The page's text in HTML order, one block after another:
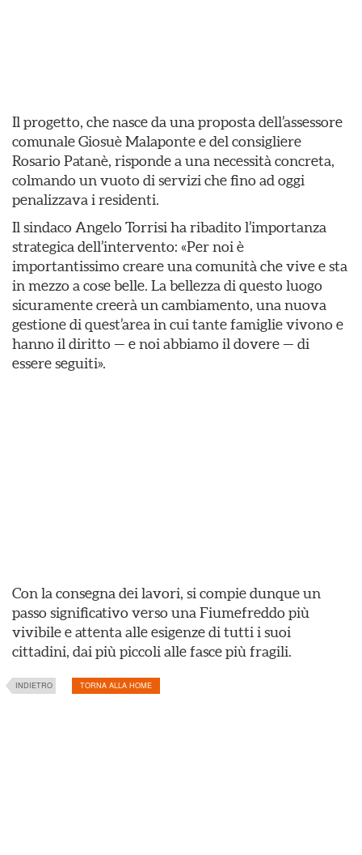
Il progetto, che nasce da una proposta dell’assessore
comunale Giosuè Malaponte e del consigliere
Rosario Patanè, risponde a una necessità concreta,
colmando un vuoto di servizi che fino ad oggi
penalizzava i residenti.
Il sindaco Angelo Torrisi ha ribadito l’importanza
strategica dell’intervento: «Per noi è
importantissimo creare una comunità che vive e sta
in mezzo a cose belle. La bellezza di questo luogo
sicuramente creerà un cambiamento, una nuova
gestione di quest’area in cui tante famiglie vivono e
hanno il diritto — e noi abbiamo il dovere — di
essere seguiti».
Con la consegna dei lavori, si compie dunque un
passo significativo verso una Fiumefreddo più
vivibile e attenta alle esigenze di tutti i suoi
cittadini, dai più piccoli alle fasce più fragili.
INDIETRO TORNA ALLA HOME